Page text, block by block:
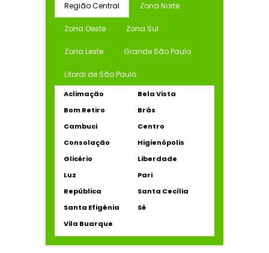
Região Central Zona Norte
Zona Oeste Zona Sul
Zona Leste Grande São Paulo
Litoral de São Paulo
Aclimação
Bela Vista
Bom Retiro
Brás
Cambuci
Centro
Consolação
Higienópolis
Glicério
Liberdade
Luz
Pari
República
Santa Cecília
Santa Efigênia
Sé
Vila Buarque